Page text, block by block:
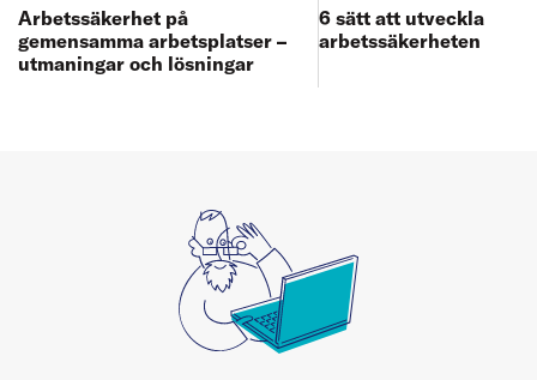
Arbetssäkerhet på
gemensamma arbetsplatser –
utmaningar och lösningar
6 sätt att utveckla
arbetssäkerheten